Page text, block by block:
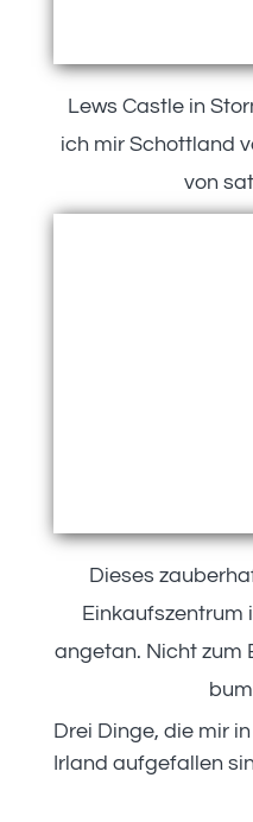
Lews Castle in
ich mir Schottland
von
Dieses
Einkaufszentrum
angetan. Nicht zum
Drei Dinge, die mir
Irland aufgefallen